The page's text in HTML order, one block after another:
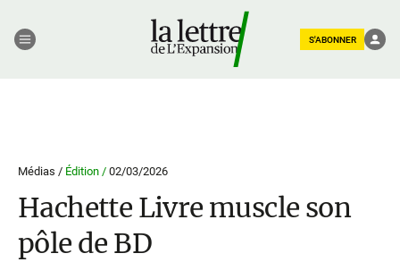
S'ABONNER
Médias / Édition / 02/03/2026
Hachette Livre muscle son
pôle de BD